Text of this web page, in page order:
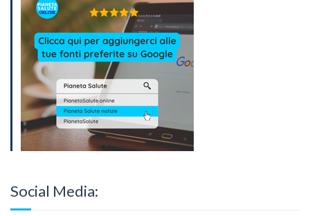
Social Media: